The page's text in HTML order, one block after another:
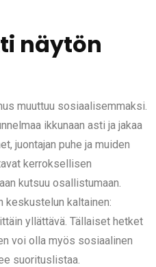
näytön
muuttuu sosiaalisemmaksi.
ikkunaan asti ja jakaa
juontajan puhe ja muiden
kerroksellisen
kutsuu osallistumaan.
keskustelun kaltainen:
yllättävä. Tällaiset hetket
voi olla myös sosiaalinen
suorituslistaa.